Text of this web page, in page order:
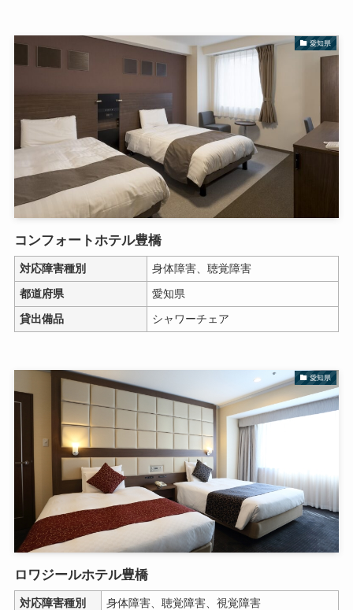
愛知県
コンフォートホテル豊橋
対応障害種別
身体障害、聴覚障害
都道府県
愛知県
貸出備品
シャワーチェア
愛知県
ロワジールホテル豊橋
対応障害種別
身体障害、聴覚障害、視覚障害